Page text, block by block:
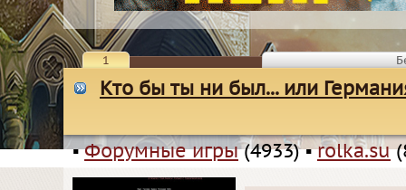
1
Кто бы ты ни был... или
▪Форумные игры(4933)▪rolka.su